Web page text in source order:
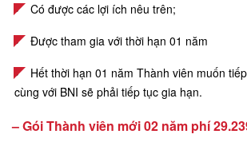
Có được các lợi ích nêu trên;
Được tham gia với thời hạn 01 năm
Hết thời hạn 01 năm Thành viên muốn
cùng với BNI sẽ phải tiếp tục gia hạn.
– Gói Thành viên mới 02 năm phí